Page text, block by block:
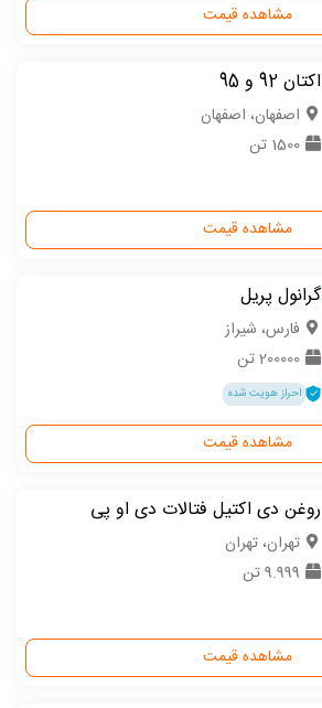
مشاهده قیمت
اکتان 92 و 95
اصفهان، اصفهان
1500 تن
مشاهده قیمت
گرانول پریل
فارس، شیراز
200000 تن
احراز هویت شده
مشاهده قیمت
روغن دی اکتیل فتالات دی او پی
تهران، تهران
9.999 تن
مشاهده قیمت